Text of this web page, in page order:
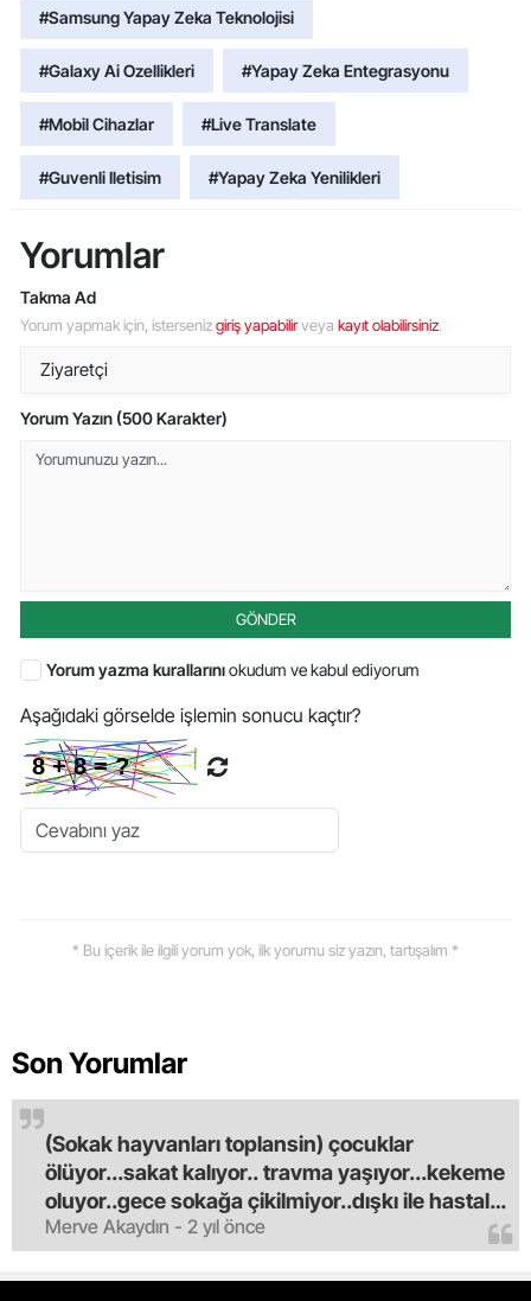
#Samsung Yapay Zeka Teknolojisi
#Galaxy Ai Ozellikleri #Yapay Zeka Entegrasyonu
#Mobil Cihazlar #Live Translate
#Guvenli Iletisim #Yapay Zeka Yenilikleri
Yorumlar
Takma Ad
Yorum yapmak için, istersenizgiriş yapabilirveya kayıt olabilirsiniz.
Yorum Yazın (500 Karakter)
GÖNDER
Yorum yazma kurallarınıokudum ve kabul ediyorum
Aşağıdaki görselde işlemin sonucu kaçtır?
* Bu içerik ile ilgili yorum yok, ilk yorumu siz yazın, tartışalım *
Son Yorumlar
Merve Akaydın - 2 yıl önce
(Sokak hayvanları toplansin) çocuklar
ölüyor...sakat kalıyor.. travma yaşıyor...kekeme
oluyor..gece sokağa çikilmiyor..dışkı ile hastalık
saciyorlar.araba ve taksi olmadan eve
gldemiyoruz.artik bıktık.mama lobisinden para
alan tipler yüzünden bu vahşi hayvanlar